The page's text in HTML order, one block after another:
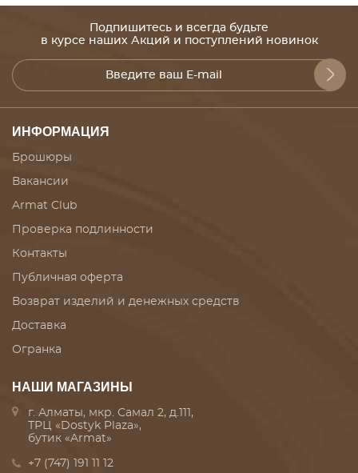
Подпишитесь и всегда будьте
в курсе наших Акций и поступлений новинок
ИНФОРМАЦИЯ
Брошюры
Вакансии
Armat Club
Проверка подлинности
Контакты
Публичная оферта
Возврат изделий и денежных средств
Доставка
Огранка
НАШИ МАГАЗИНЫ
г. Алматы, мкр. Самал 2, д.111,
ТРЦ «Dostyk Plaza»,
бутик «Armat»
+7 (747) 191 11 12